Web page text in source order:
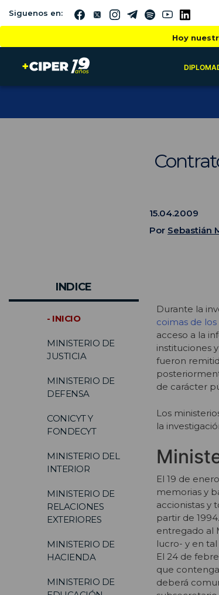
Siguenos en:
Hoy
15.04.2009
Por Sebastián
INDICE
- INICIO
MINISTERIO DE
JUSTICIA
MINISTERIO DE
DEFENSA
CONICYT Y
FONDECYT
MINISTERIO DEL
INTERIOR
MINISTERIO DE
RELACIONES
EXTERIORES
MINISTERIO DE
HACIENDA
MINISTERIO DE
Durante la
coimas de
acceso a la
instituciones
fueron
de carácter
Los
la
El 19 de
memorias y
accionistas y
partir de
entregado al
lucro- y en
El 24 de
que
deberá